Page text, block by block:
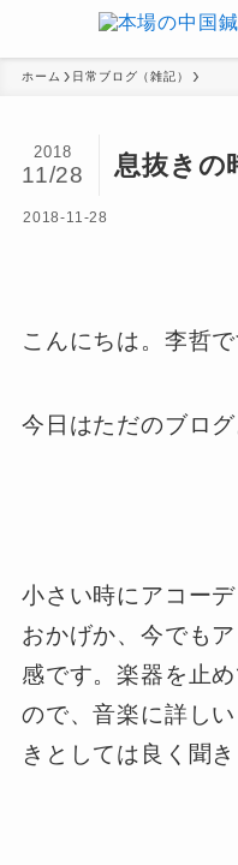
ホーム 日常ブログ（雑記）
息抜きの
2018
11/28
2018-11-28
こんにちは。李哲で
今日はただのブログ
小さい時にアコー
おかげか、今でも
感です。楽器を止
ので、音楽に詳し
きとしては良く聞き